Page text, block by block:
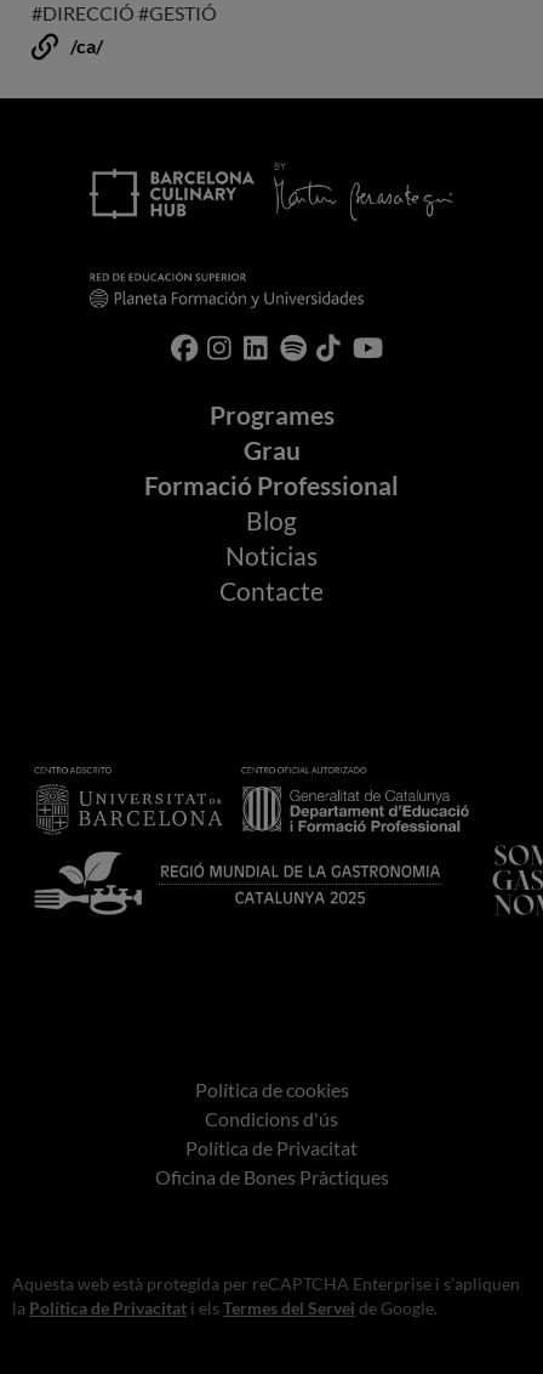
#DIRECCIÓ #GESTIÓ
/ca/
Programes
Grau
Formació Professional
Blog
Noticias
Contacte
Política de cookies
Condicions d'ús
Política de Privacitat
Oficina de Bones Pràctiques
Aquesta web està protegida per reCAPTCHA Enterprise i s'apliquen
la Política de Privacitat i elsTermes del Servei de Google.